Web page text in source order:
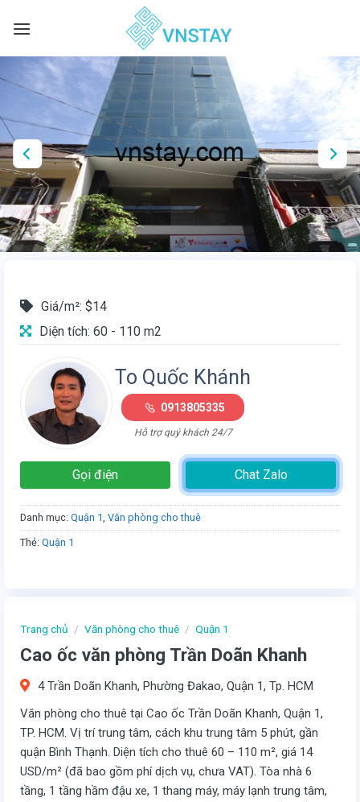
Trang chủ / Văn phòng cho thuê / Quận 1
Cao ốc văn phòng Trần Doãn Khanh
4 Trần Doãn Khanh, Phường Đakao, Quận 1, Tp. HCM
Văn phòng cho thuê tại Cao ốc Trần Doãn Khanh, Quận 1,
TP. HCM. Vị trí trung tâm, cách khu trung tâm 5 phút, gần
quận Bình Thạnh. Diện tích cho thuê 60 – 110 m², giá 14
USD/m² (đã bao gồm phí dịch vụ, chưa VAT). Tòa nhà 6
tầng, 1 tầng hầm đậu xe, 1 thang máy, máy lạnh trung tâm,
Giá/m²: $14
Diện tích: 60 - 110 m2
To Quốc Khánh
0913805335
Hỗ trợ quý khách 24/7
Gọi điện Chat Zalo
Danh mục: Quận 1 Văn phòng cho thuê
Thẻ: Quận 1